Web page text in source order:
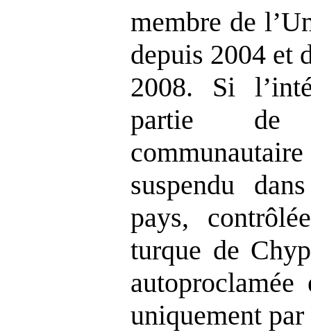
membre de
depuis 2004 et
2008. Si
partie de
suspendu
pays,
turque de
uniquement